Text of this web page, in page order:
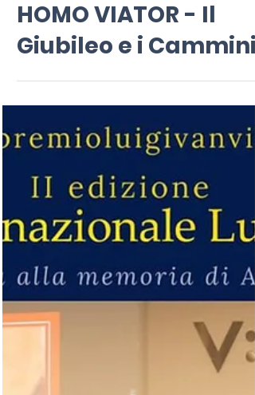
15 mar 2025 Tempo di lettura: 3 min
HOMO VIATOR - Il
Giubileo e i Cammini